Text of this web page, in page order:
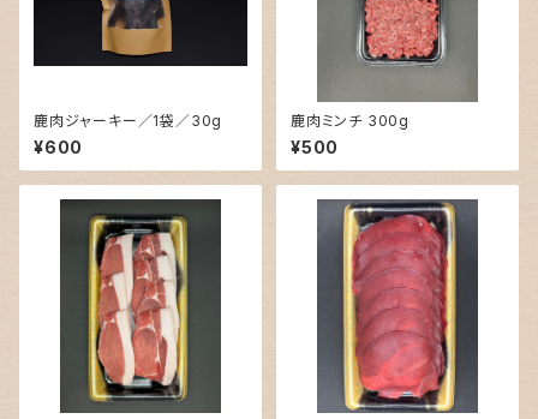
鹿肉ジャーキー／1袋／30g
¥600
鹿肉ミンチ 300g
¥500